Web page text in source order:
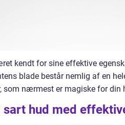
kendt for sine effektive
blade består nemlig af en
som nærmest er magiske for din
hud med